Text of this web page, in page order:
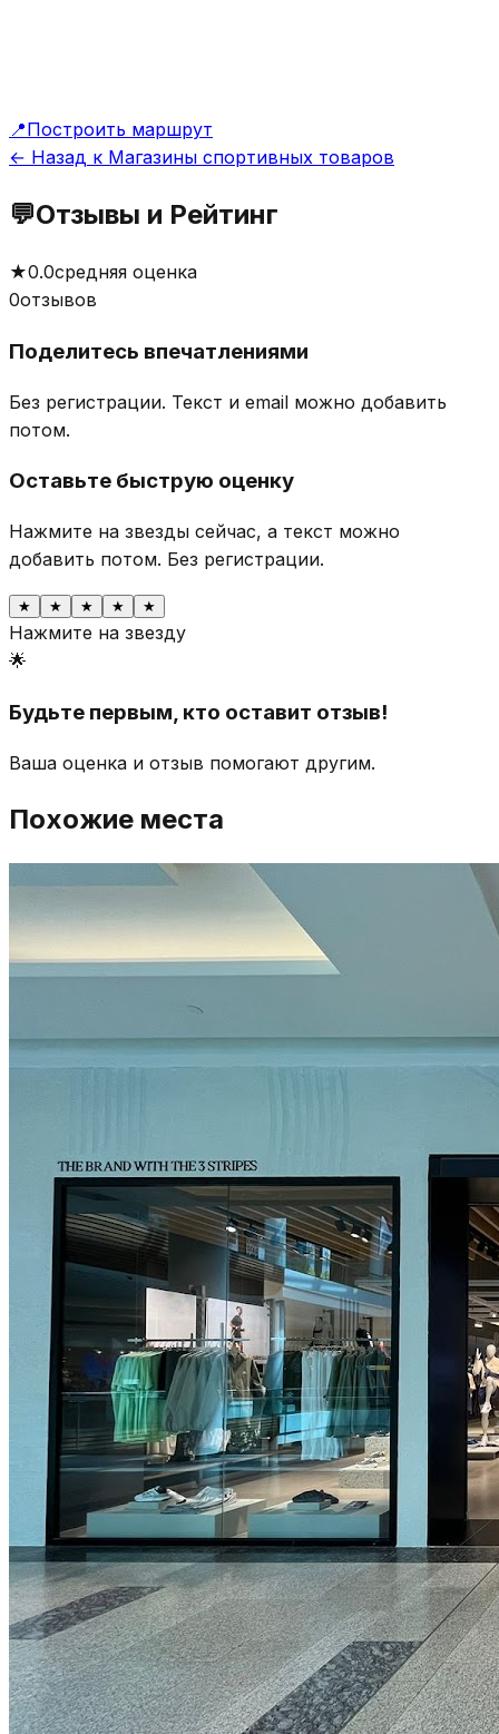
📍Построить маршрут
← Назад к Магазины спортивных товаров
💬Отзывы и Рейтинг
★0.0средняя оценка
0отзывов
Поделитесь впечатлениями
Без регистрации. Текст и email можно добавить
потом.
Оставьте быструю оценку
Нажмите на звезды сейчас, а текст можно
добавить потом. Без регистрации.
★ ★ ★ ★ ★
Нажмите на звезду
🌟
Будьте первым, кто оставит отзыв!
Ваша оценка и отзыв помогают другим.
Похожие места